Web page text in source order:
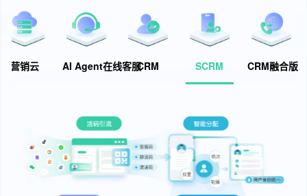
营销云 AI Agent在线客服CRM SCRM CRM融合版